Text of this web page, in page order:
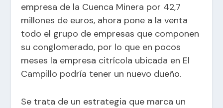
empresa de la Cuenca Minera por 42,7
millones de euros, ahora pone a la venta
todo el grupo de empresas que componen
su conglomerado, por lo que en pocos
meses la empresa citrícola ubicada en El
Campillo podría tener un nuevo dueño.
Se trata de un estrategia que marca un